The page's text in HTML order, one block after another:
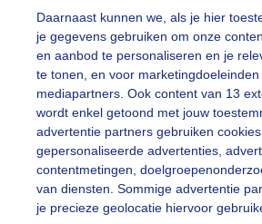
Daarnaast kunnen we, als je hier
je gegevens gebruiken om onze
en aanbod te personaliseren en je
te tonen, en voor
mediapartners. Ook content van 13
wordt enkel getoond met jouw
advertentie partners gebruiken
gepersonaliseerde advertenties,
contentmetingen,
van diensten. Sommige advertentie
je precieze geolocatie hiervoor
slideshow